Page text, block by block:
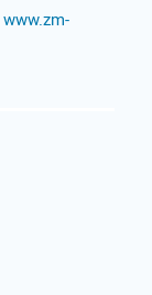
www.zm-